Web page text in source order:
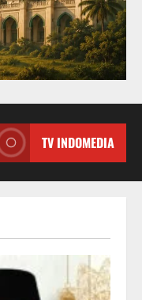
TV INDOMEDIA